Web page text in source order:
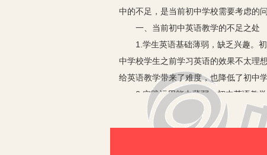
中的不足，是当前初中学校需要考虑的问
一、当前初中英语教学的不足之处
1.学生英语基础薄弱，缺乏兴趣。初
中学校学生之前学习英语的效果不太理
给英语教学带来了难度，也降低了初中
2.实践运用能力薄弱。初中英语教学
英语基础，但是在英语实践运用方面还
语口语漏洞百出的现象时有发生。因此
3.初中英语教学模式落后。教学模式